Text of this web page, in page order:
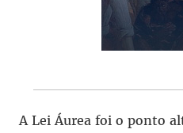
A Lei Áurea foi o ponto